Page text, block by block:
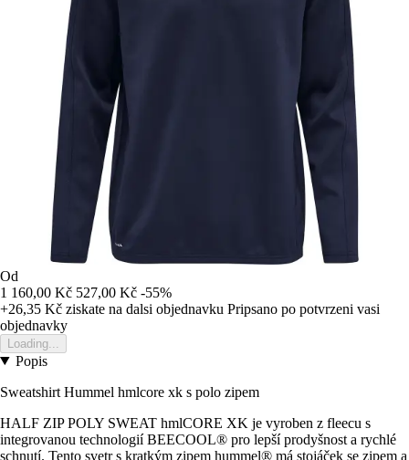
Od
1 160,00 Kč 527,00 Kč -55%
+26,35 Kč ziskate na dalsi objednavku Pripsano po potvrzeni vasi
objednavky
Loading...
Popis
Sweatshirt Hummel hmlcore xk s polo zipem
HALF ZIP POLY SWEAT hmlCORE XK je vyroben z fleecu s
integrovanou technologií BEECOOL® pro lepší prodyšnost a rychlé
schnutí. Tento svetr s kratkým zipem hummel® má stojáček se zipem a